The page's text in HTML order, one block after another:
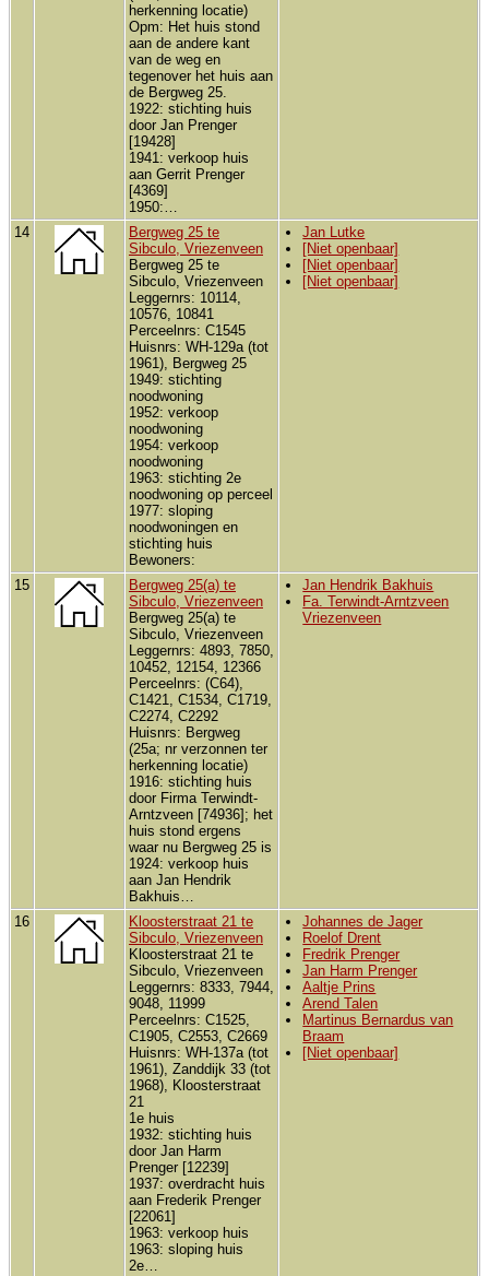
herkenning locatie)
Opm: Het huis stond
aan de andere kant
van de weg en
tegenover het huis aan
de Bergweg 25.
1922: stichting huis
door Jan Prenger
[19428]
1941: verkoop huis
aan Gerrit Prenger
[4369]
1950:…
14
Bergweg 25 te
Sibculo, Vriezenveen
Bergweg 25 te
Sibculo, Vriezenveen
Leggernrs: 10114,
10576, 10841
Perceelnrs: C1545
Huisnrs: WH-129a (tot
1961), Bergweg 25
1949: stichting
noodwoning
1952: verkoop
noodwoning
1954: verkoop
noodwoning
1963: stichting 2e
noodwoning op perceel
1977: sloping
noodwoningen en
stichting huis
Bewoners:
Jan Lutke
[Niet openbaar]
[Niet openbaar]
[Niet openbaar]
15
Bergweg 25(a) te
Sibculo, Vriezenveen
Bergweg 25(a) te
Sibculo, Vriezenveen
Leggernrs: 4893, 7850,
10452, 12154, 12366
Perceelnrs: (C64),
C1421, C1534, C1719,
C2274, C2292
Huisnrs: Bergweg
(25a; nr verzonnen ter
herkenning locatie)
1916: stichting huis
door Firma Terwindt-
Arntzveen [74936]; het
huis stond ergens
waar nu Bergweg 25 is
1924: verkoop huis
aan Jan Hendrik
Bakhuis…
Jan Hendrik Bakhuis
Fa. Terwindt-Arntzveen
Vriezenveen
16
Kloosterstraat 21 te
Sibculo, Vriezenveen
Kloosterstraat 21 te
Sibculo, Vriezenveen
Leggernrs: 8333, 7944,
9048, 11999
Perceelnrs: C1525,
C1905, C2553, C2669
Huisnrs: WH-137a (tot
1961), Zanddijk 33 (tot
1968), Kloosterstraat
21
1e huis
1932: stichting huis
door Jan Harm
Prenger [12239]
1937: overdracht huis
aan Frederik Prenger
[22061]
1963: verkoop huis
1963: sloping huis
2e…
Johannes de Jager
Roelof Drent
Fredrik Prenger
Jan Harm Prenger
Aaltje Prins
Arend Talen
Martinus Bernardus van
Braam
[Niet openbaar]